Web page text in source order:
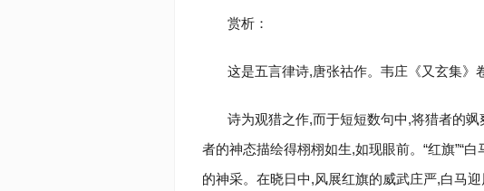
赏析：
这是五言律诗,唐张祜作。韦庄《又玄集》
诗为观猎之作,而于短短数句中,将猎者的
者的神态描绘得栩栩如生,如现眼前。“红旗”“白
的神采。在晓日中,风展红旗的威武庄严,白马